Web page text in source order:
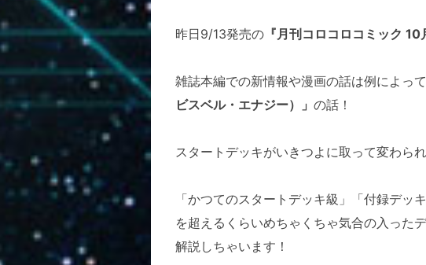
昨日9/13発売の 『月刊コロコロコミック 10
雑誌本編での新情報や漫画の話は例によっ
ビスベル・エナジー）」 の話！
スタートデッキがいきつよに取って変わら
「かつてのスタートデッキ級」「付録デッ
を超えるくらいめちゃくちゃ気合の入った
解説しちゃいます！